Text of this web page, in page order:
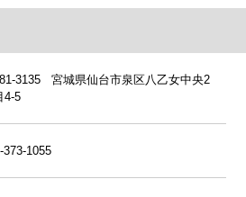
3135 宮城県仙台市泉区八乙女中央2
4-5
373-1055